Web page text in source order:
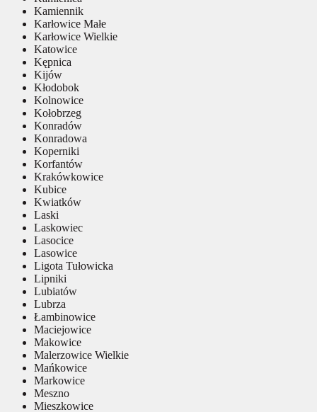
Kamiennik
Karłowice Małe
Karłowice Wielkie
Katowice
Kępnica
Kijów
Kłodobok
Kolnowice
Kołobrzeg
Konradów
Konradowa
Koperniki
Korfantów
Krakówkowice
Kubice
Kwiatków
Laski
Laskowiec
Lasocice
Lasowice
Ligota Tułowicka
Lipniki
Lubiatów
Lubrza
Łambinowice
Maciejowice
Makowice
Malerzowice Wielkie
Mańkowice
Markowice
Meszno
Mieszkowice